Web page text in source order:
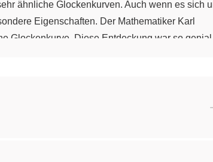
ähnliche Glockenkurven. Auch wenn es sich
Eigenschaften. Der Mathematiker Karl
Glockenkurve. Diese Entdeckung war so genial,
Jede Gauß’sche Glockenkurve kann durch eine